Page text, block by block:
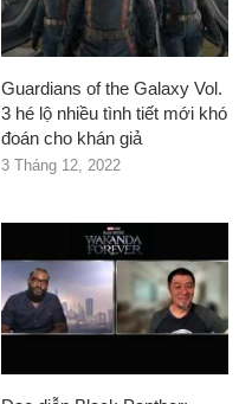
Guardians of the Galaxy Vol.
3 hé lộ nhiều tình tiết mới khó
đoán cho khán giả
3 Tháng 12, 2022